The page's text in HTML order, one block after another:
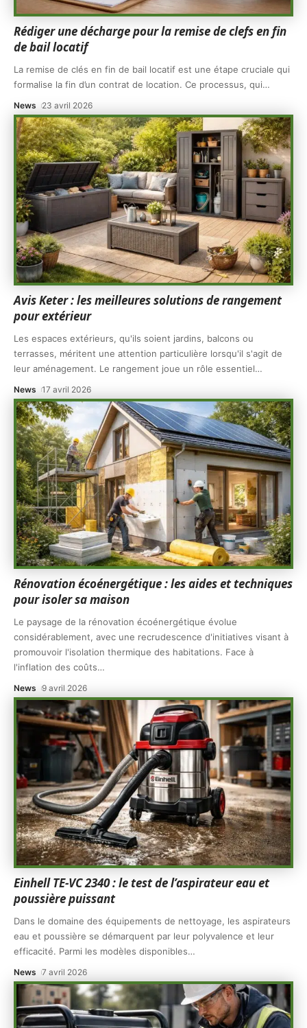
Rédiger une décharge pour la remise de clefs en fin
de bail locatif
La remise de clés en fin de bail locatif est une étape cruciale qui
formalise la fin d’un contrat de location. Ce processus, qui…
News 23 avril 2026
Avis Keter : les meilleures solutions de rangement
pour extérieur
Les espaces extérieurs, qu'ils soient jardins, balcons ou
terrasses, méritent une attention particulière lorsqu'il s'agit de
leur aménagement. Le rangement joue un rôle essentiel…
News 17 avril 2026
Rénovation écoénergétique : les aides et techniques
pour isoler sa maison
Le paysage de la rénovation écoénergétique évolue
considérablement, avec une recrudescence d'initiatives visant à
promouvoir l'isolation thermique des habitations. Face à
l'inflation des coûts…
News 9 avril 2026
Einhell TE-VC 2340 : le test de l’aspirateur eau et
poussière puissant
Dans le domaine des équipements de nettoyage, les aspirateurs
eau et poussière se démarquent par leur polyvalence et leur
efficacité. Parmi les modèles disponibles…
News 7 avril 2026